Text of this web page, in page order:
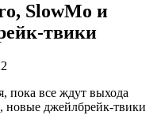
SlowMo и
твики
пока все ждут выхода
новые джейлбрейк-твики